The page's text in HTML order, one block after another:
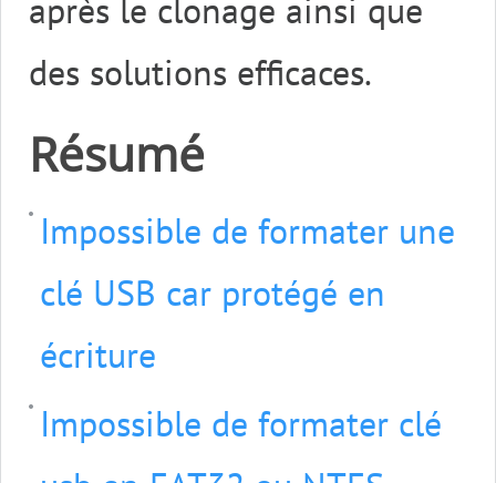
après le clonage ainsi que
des solutions efficaces.
Résumé
Impossible de formater une
clé USB car protégé en
écriture
Impossible de formater clé